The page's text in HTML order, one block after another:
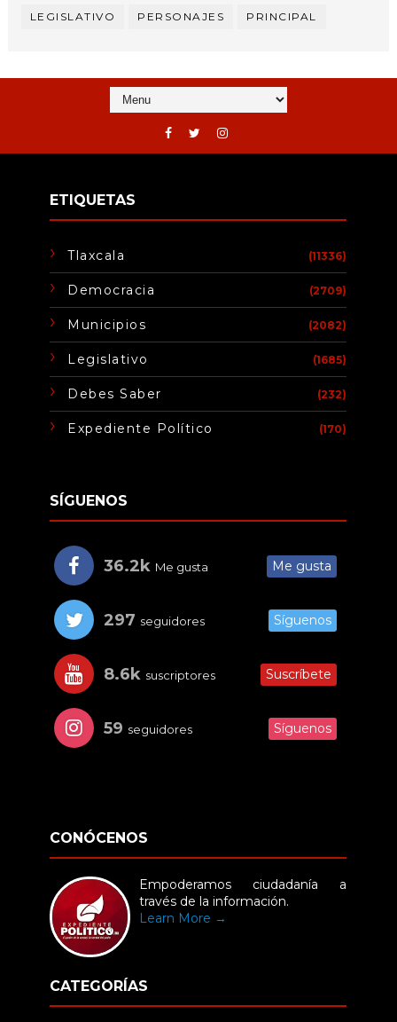
LEGISLATIVO PERSONAJES PRINCIPAL
ETIQUETAS
Tlaxcala (11336)
Democracia (2709)
Municipios (2082)
Legislativo (1685)
Debes Saber (232)
Expediente Político (170)
SÍGUENOS
36.2k Me gusta Me gusta
297 seguidores Síguenos
8.6k suscriptores Suscríbete
59 seguidores Síguenos
CONÓCENOS
Empoderamos ciudadanía a
través de la información.
Learn More →
CATEGORÍAS